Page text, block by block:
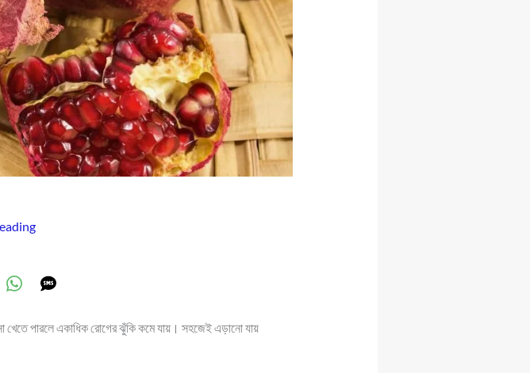
খেতে পারলে একাধিক রোগের ঝুঁকি কমে যায়। সহজেই এড়ানো যায়